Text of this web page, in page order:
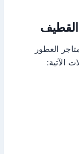
العطور
الآتية: